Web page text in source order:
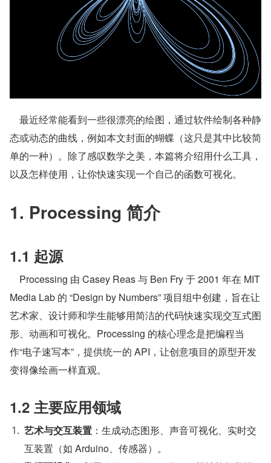
态或动态的曲线，例如本文封面的蝴蝶（这只是其中比较简
单的一种）。除了感叹数学之美，本篇将介绍用什么工具，
以及怎样使用，让你快速实现一个自己的函数可视化。
1. Processing 简介
1.1 起源
Media Lab 的 “Design by Numbers” 项目组中创建，旨在让
艺术家、设计师和学生能够用简洁的代码快速实现交互式图
形、动画和可视化。Processing 的核心理念是把编程当
作“电子速写本”，提供统一的 API，让创意项目的原型开发
变得像绘画一样直观。
1.2 主要应用领域
艺术与交互装置 ：生成动态图形、声音可视化、实时交
互装置（如 Arduino、传感器）。